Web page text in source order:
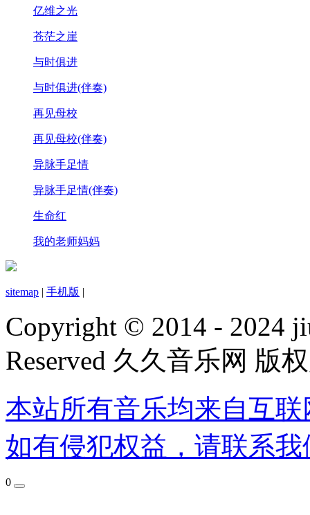
亿维之光
苍茫之崖
与时俱进
与时俱进(伴奏)
再见母校
再见母校(伴奏)
异脉手足情
异脉手足情(伴奏)
生命红
我的老师妈妈
sitemap | 手机版 |
Copyright © 2014 - 2024
Reserved 久久音乐网 版
本站所有音乐均来自互
如有侵犯权益，请联系
0